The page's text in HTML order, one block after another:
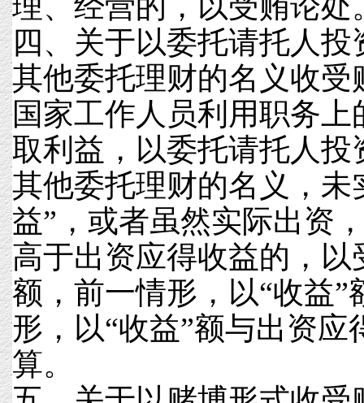
四、关于以委托请托人
其他委托理财的名义收受
国家工作人员利用职务
取利益，以委托请托人投
其他委托理财的名义，未
益”，或者虽然实际出资
高于出资应得收益的，
额，前一情形，以“收益”
形，以“收益”额与出资
算。